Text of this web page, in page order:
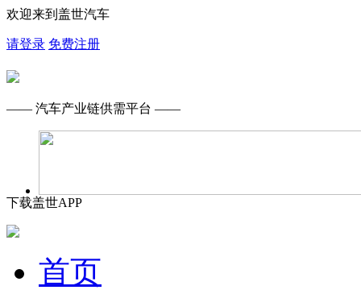
欢迎来到盖世汽车
请登录 免费注册
—— 汽车产业链供需平台 ——
下载盖世APP
首页